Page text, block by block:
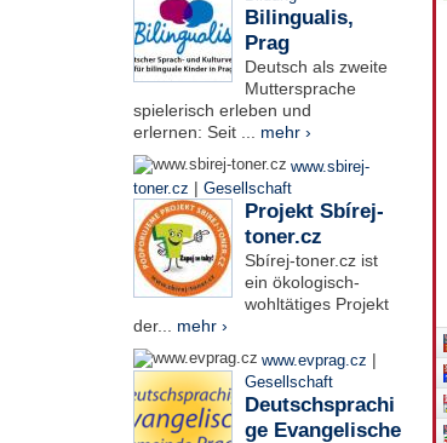
Bilingualis,
Prag
Deutsch als zweite
Muttersprache
spielerisch erleben und
erlernen: Seit ... mehr ›
www.sbirej-
toner.cz | Gesellschaft
Projekt Sbírej-
toner.cz
Sbírej-toner.cz ist
ein ökologisch-
wohltätiges Projekt
der... mehr ›
www.evprag.cz |
Gesellschaft
Deutschsprachi
ge Evangelische